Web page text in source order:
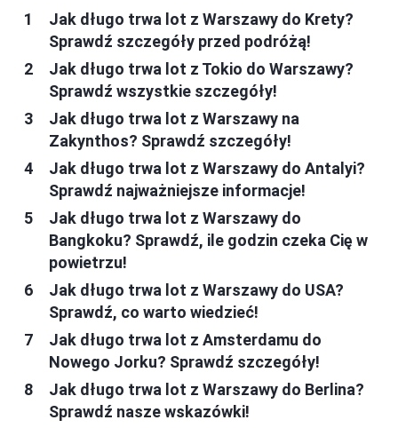
Jak długo trwa lot z Warszawy do Krety?
Sprawdź szczegóły przed podróżą!
Jak długo trwa lot z Tokio do Warszawy?
Sprawdź wszystkie szczegóły!
Jak długo trwa lot z Warszawy na
Zakynthos? Sprawdź szczegóły!
Jak długo trwa lot z Warszawy do Antalyi?
Sprawdź najważniejsze informacje!
Jak długo trwa lot z Warszawy do
Bangkoku? Sprawdź, ile godzin czeka Cię w
powietrzu!
Jak długo trwa lot z Warszawy do USA?
Sprawdź, co warto wiedzieć!
Jak długo trwa lot z Amsterdamu do
Nowego Jorku? Sprawdź szczegóły!
Jak długo trwa lot z Warszawy do Berlina?
Sprawdź nasze wskazówki!